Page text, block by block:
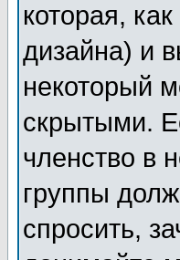
которая,
дизайна) и
некоторый
скрытыми.
членство в
группы
спросить,